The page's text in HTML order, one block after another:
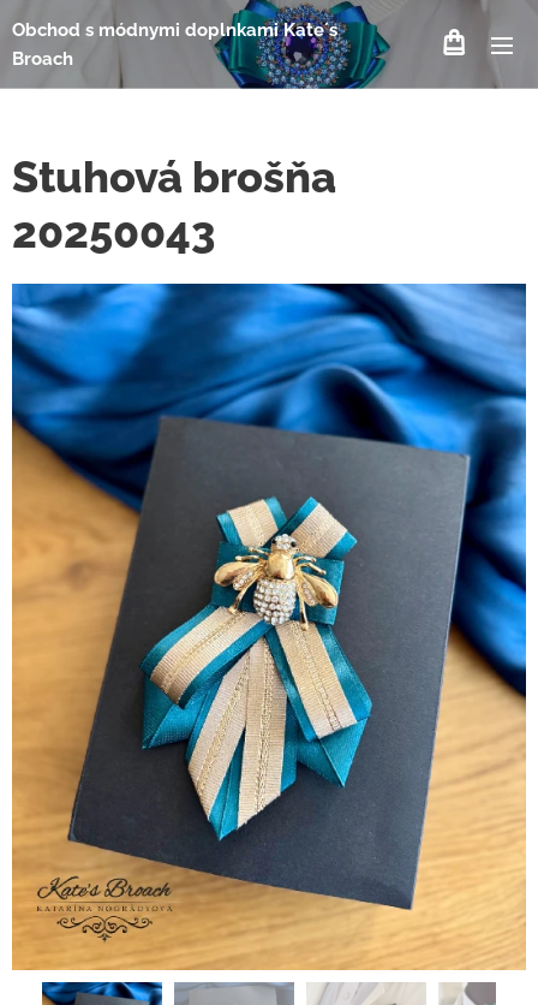
Obchod s módnymi doplnkami Kate´s
Broach
Stuhová brošňa
20250043